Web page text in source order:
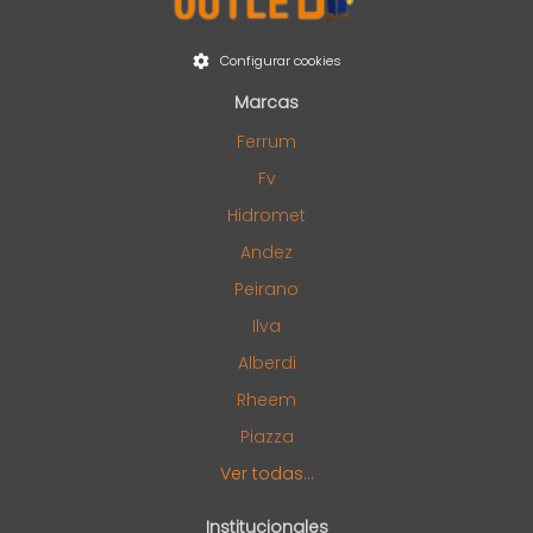
Configurar cookies
Marcas
Ferrum
Fv
Hidromet
Andez
Peirano
Ilva
Alberdi
Rheem
Piazza
Ver todas...
Institucionales